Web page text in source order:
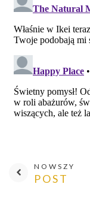
NOWSZY
POST